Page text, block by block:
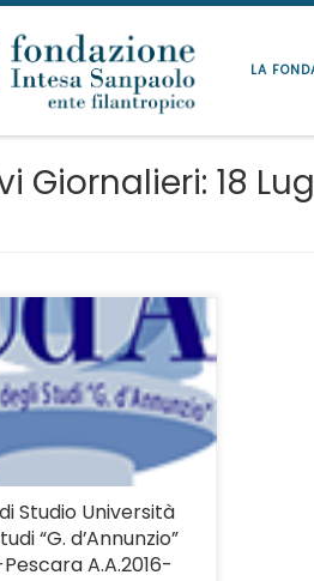
LA
Giornalieri: 18
domande: 29
Studio Università
“G. d’Annunzio”
A.A.2016-